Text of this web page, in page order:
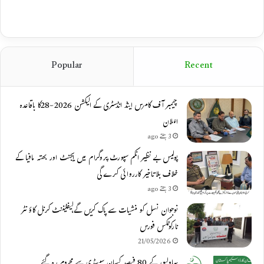
Recent
Popular
چیمبر آف کامرس اینڈ انڈسٹری کے الیکشن 2026-28کا باقاعدہ
اعلان
3 ہفتے ago
پولیس بے نظیر انکم سپورٹ پروگرام میں ایجنٹ اور بھتہ مافیا کے
خلاف بلاتاخیر کارروائی کرے گی
3 ہفتے ago
نوجوان نسل کو منشیات سے پاک کریں گے،لیفٹیننٹ کرنل کاؤنٹر
نارکوٹکس فورس
21/05/2026